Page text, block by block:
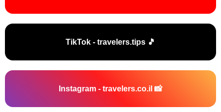
🎵 TikTok - travelers.tips
📸 Instagram - travelers.co.il